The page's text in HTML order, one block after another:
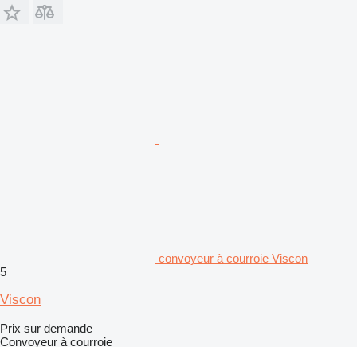
convoyeur à courroie Viscon
5
Viscon
Prix sur demande
Convoyeur à courroie